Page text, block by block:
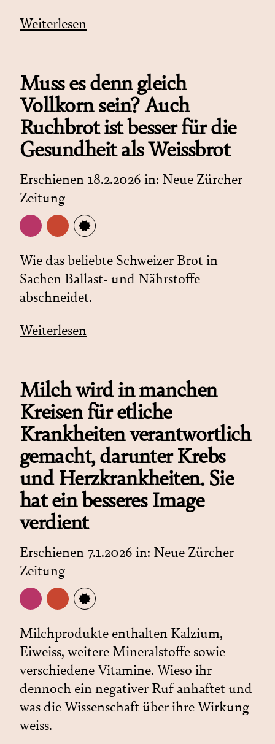
Weiterlesen
Muss es denn gleich
Vollkorn sein? Auch
Ruchbrot ist besser für die
Gesundheit als Weissbrot
Erschienen 18.2.2026 in: Neue Zürcher
Zeitung
Wie das beliebte Schweizer Brot in
Sachen Ballast- und Nährstoffe
abschneidet.
Weiterlesen
Milch wird in manchen
Kreisen für etliche
Krankheiten verantwortlich
gemacht, darunter Krebs
und Herzkrankheiten. Sie
hat ein besseres Image
verdient
Erschienen 7.1.2026 in: Neue Zürcher
Zeitung
Milchprodukte enthalten Kalzium,
Eiweiss, weitere Mineralstoffe sowie
verschiedene Vitamine. Wieso ihr
dennoch ein negativer Ruf anhaftet und
was die Wissenschaft über ihre Wirkung
weiss.